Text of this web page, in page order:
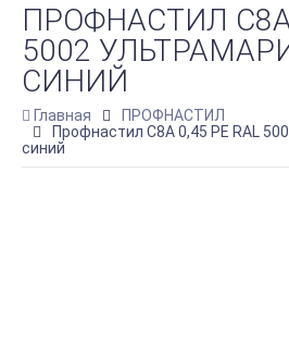
ПРОФНАСТИЛ С8А
5002
СИНИЙ
Главная
ПРОФНАСТИЛ
Профнастил С8А 0,45 PE RAL
синий